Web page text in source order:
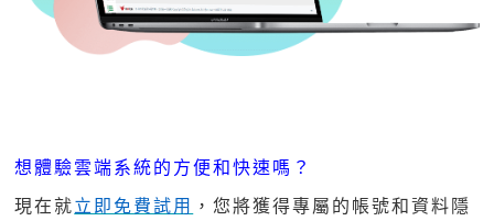
想體驗雲端系統的方便和快速嗎？
現在就立即免費試用 ，您將獲得專屬的帳號和資料隱